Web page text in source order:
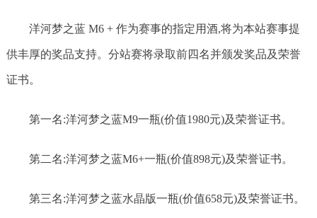
洋河梦之蓝 M6 + 作为赛事的指定用酒,将为本站赛事提
供丰厚的奖品支持。分站赛将录取前四名并颁发奖品及荣誉
证书。
第一名:洋河梦之蓝M9一瓶(价值1980元)及荣誉证书。
第二名:洋河梦之蓝M6+一瓶(价值898元)及荣誉证书。
第三名:洋河梦之蓝水晶版一瓶(价值658元)及荣誉证书。